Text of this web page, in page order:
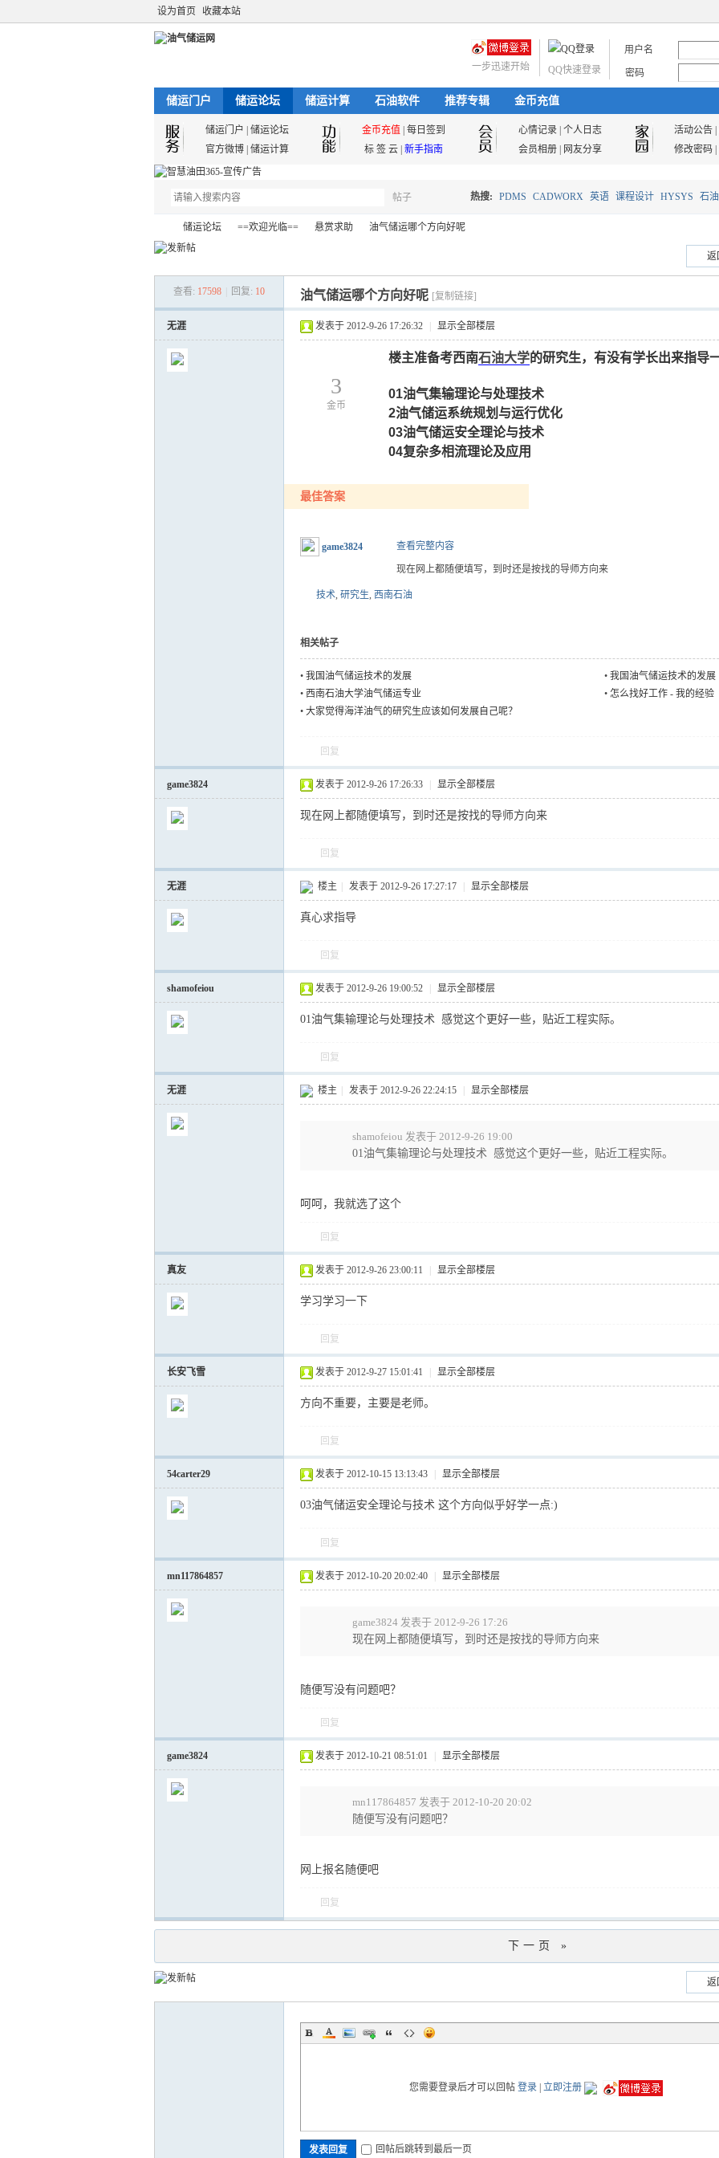
设为首页 收藏本站
用户名
密码
QQ快速登录
一步迅速开始
储运门户 储运论坛 储运计算 石油软件 推荐专辑 金币充值
储运门户 储运论坛 金币充值 每日签到 心情记录 个人日志 活动公告|
官方微博 储运计算 标 签 云 新手指南 会员相册 网友分享 修改密码|
帖子
搜
索
热搜: PDMS CADWORX 英语 课程设计 HYSYS 石
储运论坛 ==欢迎光临==
›
悬赏求助
›
油气储运哪个方向好呢
返
查看: 17598 回复: 10 油气储运哪个方向好呢 [复制链接]
无涯 发表于 2012-9-26 17:26:32 显示全部楼层
3
金币
楼主准备考西南石油大学的研究生，有没有学长出来指导
01油气集输理论与处理技术
2油气储运系统规划与运行优化
03油气储运安全理论与技术
04复杂多相流理论及应用
最佳答案
game3824 查看完整内容
现在网上都随便填写，到时还是按找的导师方向来
技术, 研究生, 西南石油
相关帖子
• 我国油气储运技术的发展 • 我国油气储运技术的发展
• 西南石油大学油气储运专业 • 怎么找好工作 - 我的经验
• 大家觉得海洋油气的研究生应该如何发展自己呢？
回复
game3824 发表于 2012-9-26 17:26:33 显示全部楼层
现在网上都随便填写，到时还是按找的导师方向来
回复
无涯 楼主 发表于 2012-9-26 17:27:17 显示全部楼层
真心求指导
回复
shamofeiou 发表于 2012-9-26 19:00:52 显示全部楼层
01油气集输理论与处理技术 感觉这个更好一些，贴近工程实际。
回复
无涯 楼主 发表于 2012-9-26 22:24:15 显示全部楼层
shamofeiou 发表于 2012-9-26 19:00
01油气集输理论与处理技术 感觉这个更好一些，贴近工程实际。
呵呵，我就选了这个
回复
真友 发表于 2012-9-26 23:00:11 显示全部楼层
学习学习一下
回复
长安飞雪 发表于 2012-9-27 15:01:41 显示全部楼层
方向不重要，主要是老师。
回复
54carter29 发表于 2012-10-15 13:13:43 显示全部楼层
03油气储运安全理论与技术 这个方向似乎好学一点:)
回复
mn117864857 发表于 2012-10-20 20:02:40 显示全部楼层
game3824 发表于 2012-9-26 17:26
现在网上都随便填写，到时还是按找的导师方向来
随便写没有问题吧？
回复
game3824 发表于 2012-10-21 08:51:01 显示全部楼层
mn117864857 发表于 2012-10-20 20:02
随便写没有问题吧？
网上报名随便吧
回复
下一页 »
返
您需要登录后才可以回帖 登录| 立即注册
发表回复 回帖后跳转到最后一页